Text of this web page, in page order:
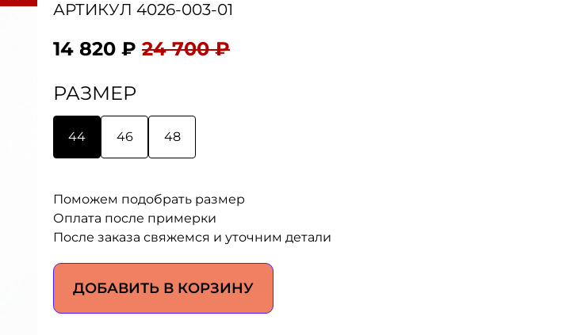
АРТИКУЛ 4026-003-01
14 820 ₽ 24 700 ₽
РАЗМЕР
44 46 48
Поможем подобрать размер
Оплата после примерки
После заказа свяжемся и уточним детали
ДОБАВИТЬ В КОРЗИНУ